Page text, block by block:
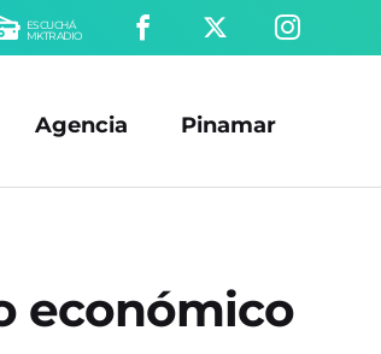
ESCUCHÁ
MKTRADIO
Agencia Pinamar
económico